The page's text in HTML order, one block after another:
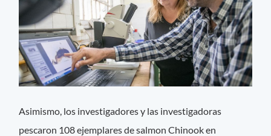
Asimismo, los investigadores y las investigadoras
pescaron 108 ejemplares de salmon Chinook en